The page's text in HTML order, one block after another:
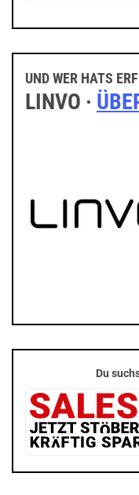
UND WER HATS
LINVO ·
Du